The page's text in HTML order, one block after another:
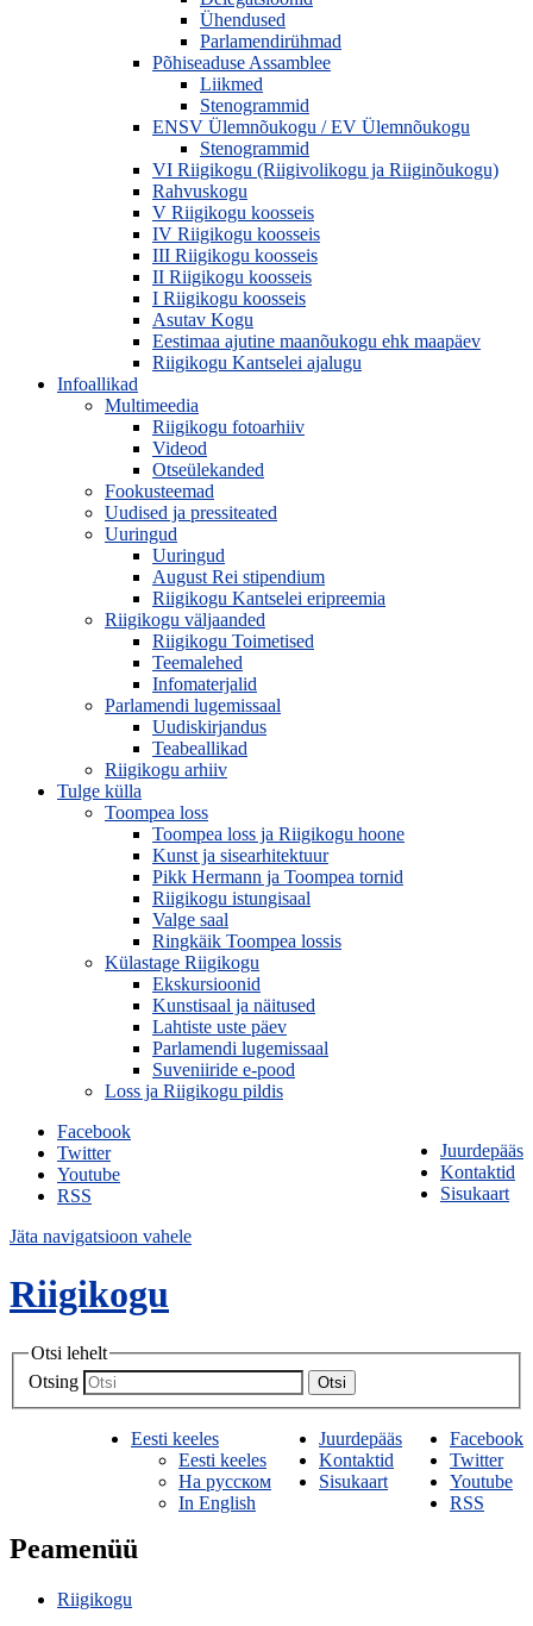
Ühendused
Parlamendirühmad
Põhiseaduse Assamblee
Liikmed
Stenogrammid
ENSV Ülemnõukogu / EV Ülemnõukogu
Stenogrammid
VI Riigikogu (Riigivolikogu ja Riiginõukogu)
Rahvuskogu
V Riigikogu koosseis
IV Riigikogu koosseis
III Riigikogu koosseis
II Riigikogu koosseis
I Riigikogu koosseis
Asutav Kogu
Eestimaa ajutine maanõukogu ehk maapäev
Riigikogu Kantselei ajalugu
Infoallikad
Multimeedia
Riigikogu fotoarhiiv
Videod
Otseülekanded
Fookusteemad
Uudised ja pressiteated
Uuringud
Uuringud
August Rei stipendium
Riigikogu Kantselei eripreemia
Riigikogu väljaanded
Riigikogu Toimetised
Teemalehed
Infomaterjalid
Parlamendi lugemissaal
Uudiskirjandus
Teabeallikad
Riigikogu arhiiv
Tulge külla
Toompea loss
Toompea loss ja Riigikogu hoone
Kunst ja sisearhitektuur
Pikk Hermann ja Toompea tornid
Riigikogu istungisaal
Valge saal
Ringkäik Toompea lossis
Külastage Riigikogu
Ekskursioonid
Kunstisaal ja näitused
Lahtiste uste päev
Parlamendi lugemissaal
Suveniiride e-pood
Loss ja Riigikogu pildis
Juurdepääs
Kontaktid
Sisukaart
Facebook
Twitter
Youtube
RSS
Jäta navigatsioon vahele
Riigikogu
Otsi lehelt
Otsing
Otsi
Facebook
Twitter
Youtube
RSS
Juurdepääs
Kontaktid
Sisukaart
Eesti keeles
Eesti keeles
На русском
In English
Peamenüü
Riigikogu